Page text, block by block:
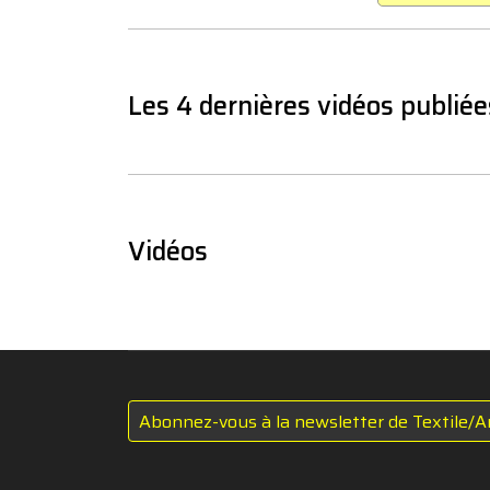
Les 4 dernières vidéos
Vidéos
Abonnez-vous à la newsletter de Textile/